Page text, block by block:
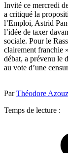
Invité ce mercredi
a critiqué la
l’Emploi, Astrid
l’idée de taxer
sociale. Pour le
clairement franchie
débat, a prévenu le
au vote d’une
ParThéodore
Temps de lecture :